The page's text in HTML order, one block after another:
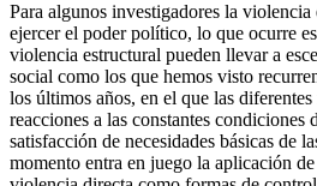
Para algunos investigadores la
ejercer el poder político, lo que ocurre
violencia estructural pueden llevar a
social como los que hemos visto
los últimos años, en el que las
reacciones a las constantes condiciones
satisfacción de necesidades básicas de
momento entra en juego la aplicación